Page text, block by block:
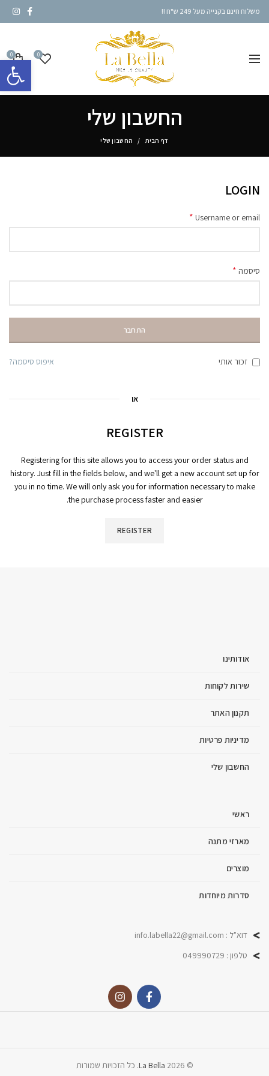
פתח
משלוח חינם בקנייה מעל 249 ש"ח !!
0
0
החשבון שלי
דף הבית החשבון שלי
LOGIN
Username or email
*
סיסמה *
התחבר
איפוס סיסמה? זכור אותי
או
REGISTER
Registering for this site allows you to access your order status and
history. Just fill in the fields below, and we'll get a new account set up for
you in no time. We will only ask you for information necessary to make
the purchase process faster and easier.
REGISTER
אודותינו
שירות לקוחות
תקנון האתר
מדיניות פרטיות
החשבון שלי
ראשי
מארזי מתנה
מוצרים
סדרות מיוחדות
דוא"ל : info.labella22@gmail.com
טלפון : 049990729
© 2026
La Bella. כל הזכויות שמורות